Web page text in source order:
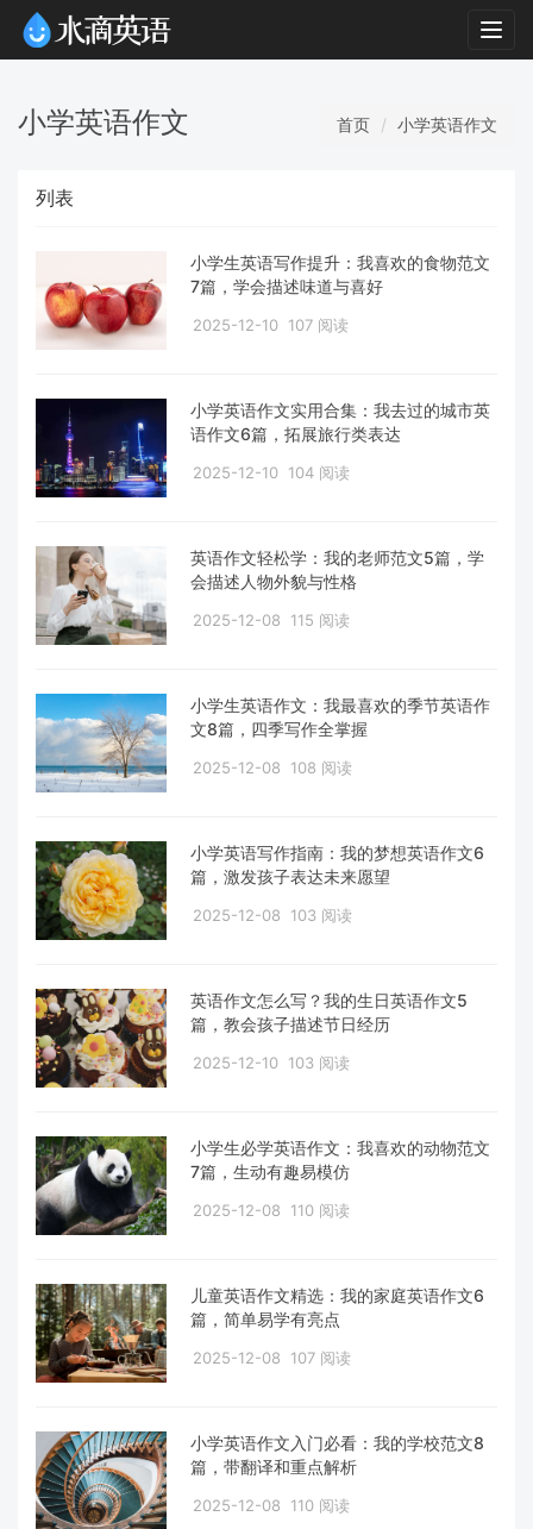
小学英语作文 首页 小学英语作文
列表
小学生英语写作提升：我喜欢的食物范文
7篇，学会描述味道与喜好
2025-12-10 107 阅读
小学英语作文实用合集：我去过的城市英
语作文6篇，拓展旅行类表达
2025-12-10 104 阅读
英语作文轻松学：我的老师范文5篇，学
会描述人物外貌与性格
2025-12-08 115 阅读
小学生英语作文：我最喜欢的季节英语作
文8篇，四季写作全掌握
2025-12-08 108 阅读
小学英语写作指南：我的梦想英语作文6
篇，激发孩子表达未来愿望
2025-12-08 103 阅读
英语作文怎么写？我的生日英语作文5
篇，教会孩子描述节日经历
2025-12-10 103 阅读
小学生必学英语作文：我喜欢的动物范文
7篇，生动有趣易模仿
2025-12-08 110 阅读
儿童英语作文精选：我的家庭英语作文6
篇，简单易学有亮点
2025-12-08 107 阅读
小学英语作文入门必看：我的学校范文8
篇，带翻译和重点解析
2025-12-08 110 阅读